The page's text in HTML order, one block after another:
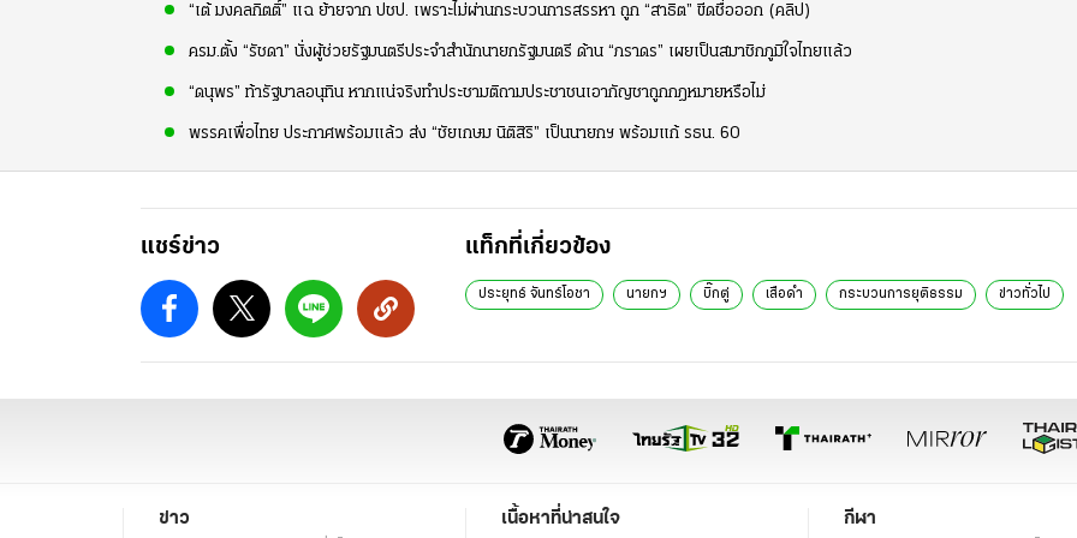
“เต้ มงคลกิตติ์” แฉ ย้ายจาก ปชป. เพราะไม่ผ่านกระบวนการสรรหา ถูก “สาธิต” ขีดชื่อออก (คลิป)
ครม.ตั้ง “รัชดา” นั่งผู้ช่วยรัฐมนตรีประจำสำนักนายกรัฐมนตรี ด้าน “ภราดร” เผยเป็นสมาชิกภูมิใจไทยแล้ว
“ดนุพร” ท้ารัฐบาลอนุทิน หากแน่จริงทำประชามติถามประชาชนเอากัญชาถูกกฎหมายหรือไม่
พรรคเพื่อไทย ประกาศพร้อมแล้ว ส่ง “ชัยเกษม นิติสิริ” เป็นนายกฯ พร้อมแก้ รธน. 60
แชร์ข่าว แท็กที่เกี่ยวข้อง
ประยุทธ์ จันทร์โอชา นายกฯ บิ๊กตู่ เสือดำ กระบวนการยุติธรรม ข่าวทั่วไป
ข่าว เนื้อหาที่น่าสนใจ กีฬา